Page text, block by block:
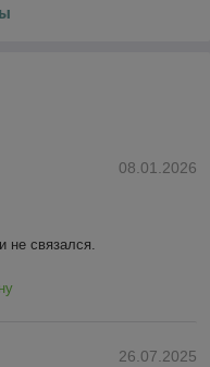
08.01.2026
не связался.
26.07.2025